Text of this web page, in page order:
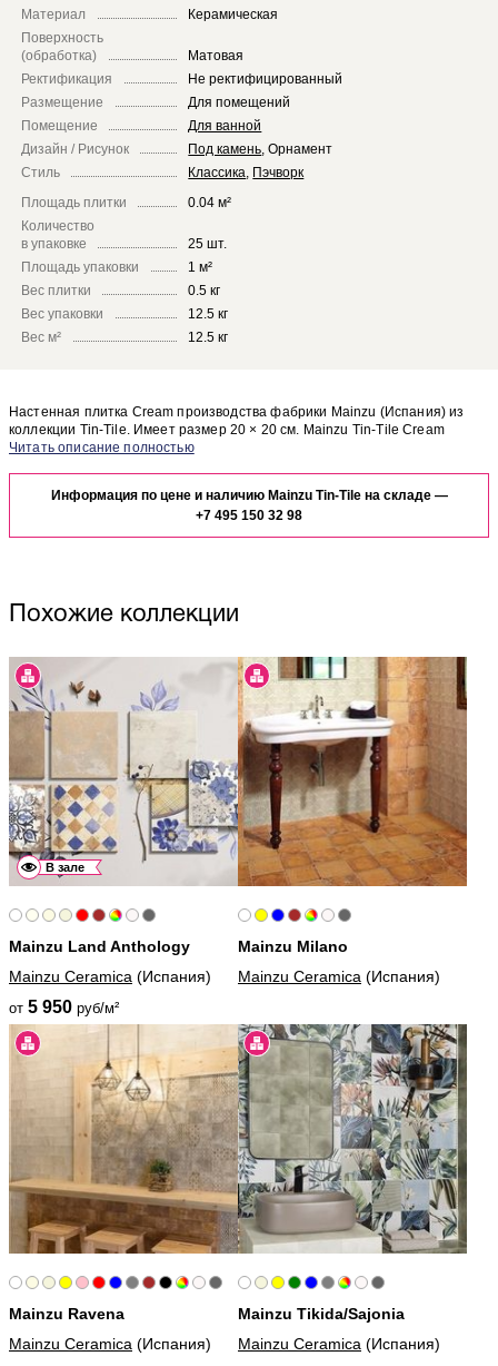
Материал
Керамическая
Поверхность
(обработка)
Матовая
Ректификация
Не ректифицированный
Размещение
Для помещений
Помещение
Для ванной
Дизайн / Рисунок
Под камень ,Орнамент
Стиль
Классика Пэчворк
Площадь плитки
0.04 м²
Количество
в упаковке
25 шт.
Площадь упаковки
1 м²
Вес плитки
0.5 кг
Вес упаковки
12.5 кг
Вес м²
12.5 кг
Настенная плитка Cream производства фабрики Mainzu (Испания) из
коллекции Tin-Tile. Имеет размер 20 × 20 см. Mainzu Tin-Tile Cream
отлично сочетается с другими элементами коллекции Tin-Tile.
отделке Вашего помещения, закажите бесплатный дизайн-проект с
использованием элементов коллекции Mainzu Tin-Tile.
Информация по цене и наличию Mainzu Tin-Tile на складе —
+7 495 150 32 98
Похожие коллекции
В зале
Mainzu Land Anthology
Mainzu Ceramica (Испания)
от 5 950 руб/м²
Mainzu Milano
Mainzu Ceramica (Испания)
Mainzu Ravena
Mainzu Ceramica (Испания)
Mainzu Tikida/Sajonia
Mainzu Ceramica (Испания)